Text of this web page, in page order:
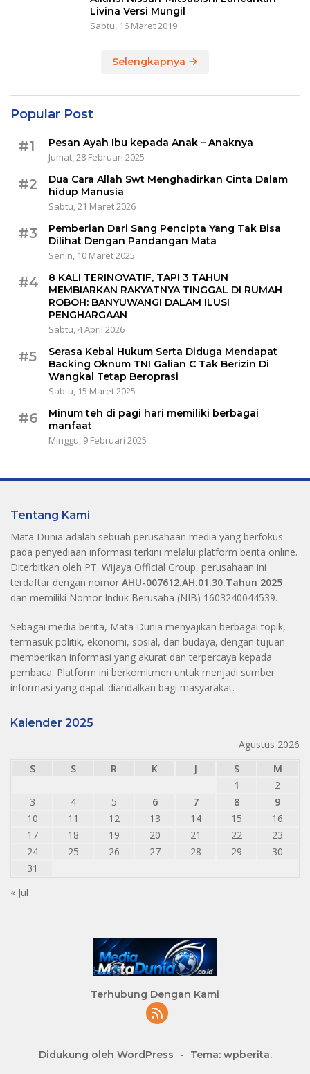
Livina Versi Mungil
Sabtu, 16 Maret 2019
Selengkapnya
Popular Post
#1
Pesan Ayah Ibu kepada Anak – Anaknya
Jumat, 28 Februari 2025
#2
Dua Cara Allah Swt Menghadirkan Cinta Dalam
hidup Manusia
Sabtu, 21 Maret 2026
#3
Pemberian Dari Sang Pencipta Yang Tak Bisa
Dilihat Dengan Pandangan Mata
Senin, 10 Maret 2025
#4
8 KALI TERINOVATIF, TAPI 3 TAHUN
MEMBIARKAN RAKYATNYA TINGGAL DI RUMAH
ROBOH: BANYUWANGI DALAM ILUSI
PENGHARGAAN
Sabtu, 4 April 2026
#5
Serasa Kebal Hukum Serta Diduga Mendapat
Backing Oknum TNI Galian C Tak Berizin Di
Wangkal Tetap Beroprasi
Sabtu, 15 Maret 2025
#6
Minum teh di pagi hari memiliki berbagai
manfaat
Minggu, 9 Februari 2025
Tentang Kami
Mata Dunia adalah sebuah perusahaan media yang berfokus
pada penyediaan informasi terkini melalui platform berita online.
Diterbitkan oleh PT. Wijaya Official Group, perusahaan ini
terdaftar dengan nomor AHU-007612.AH.01.30.Tahun 2025
dan memiliki Nomor Induk Berusaha (NIB) 1603240044539.
Sebagai media berita, Mata Dunia menyajikan berbagai topik,
termasuk politik, ekonomi, sosial, dan budaya, dengan tujuan
memberikan informasi yang akurat dan terpercaya kepada
pembaca. Platform ini berkomitmen untuk menjadi sumber
informasi yang dapat diandalkan bagi masyarakat.
Kalender 2025
Agustus 2026
S
S R K J S
M
1
2
3
4 5 6 7 8
9
10
11 12 13 14 15
16
17
18 19 20 21 22
23
24
25 26 27 28 29
30
31
« Jul
Terhubung Dengan Kami
Didukung oleh WordPress - Tema: wpberita.